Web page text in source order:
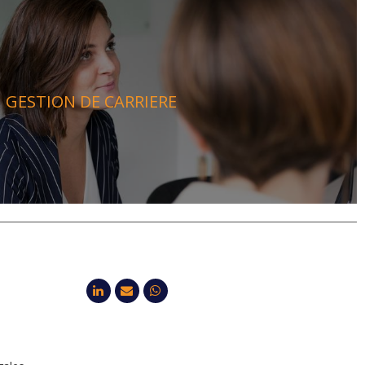
GESTION DE CARRIERE